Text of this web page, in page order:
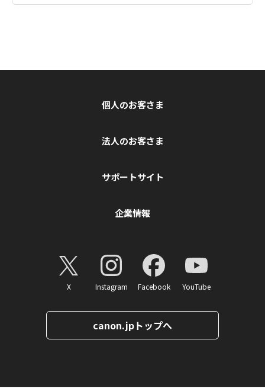
個人のお客さま
法人のお客さま
サポートサイト
企業情報
X Instagram Facebook YouTube
canon.jpトップへ